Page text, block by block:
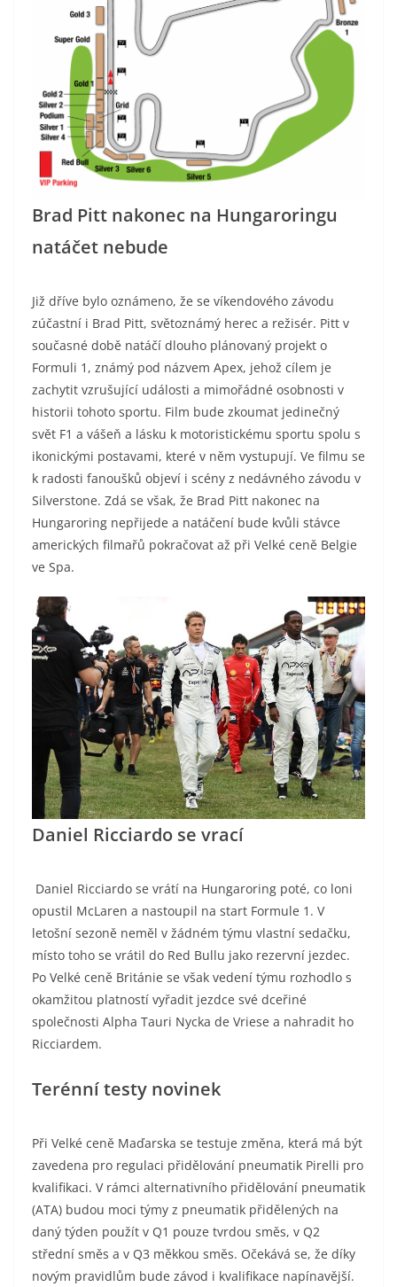
Brad Pitt nakonec na Hungaroringu
natáčet nebude
Již dříve bylo oznámeno, že se víkendového závodu
zúčastní i Brad Pitt, světoznámý herec a režisér. Pitt v
současné době natáčí dlouho plánovaný projekt o
Formuli 1, známý pod názvem Apex, jehož cílem je
zachytit vzrušující události a mimořádné osobnosti v
historii tohoto sportu. Film bude zkoumat jedinečný
svět F1 a vášeň a lásku k motoristickému sportu spolu s
ikonickými postavami, které v něm vystupují. Ve filmu se
k radosti fanoušků objeví i scény z nedávného závodu v
Silverstone. Zdá se však, že Brad Pitt nakonec na
Hungaroring nepřijede a natáčení bude kvůli stávce
amerických filmařů pokračovat až při Velké ceně Belgie
ve Spa.
Daniel Ricciardo se vrací
Daniel Ricciardo se vrátí na Hungaroring poté, co loni
opustil McLaren a nastoupil na start Formule 1. V
letošní sezoně neměl v žádném týmu vlastní sedačku,
místo toho se vrátil do Red Bullu jako rezervní jezdec.
Po Velké ceně Británie se však vedení týmu rozhodlo s
okamžitou platností vyřadit jezdce své dceřiné
společnosti Alpha Tauri Nycka de Vriese a nahradit ho
Ricciardem.
Terénní testy novinek
Při Velké ceně Maďarska se testuje změna, která má být
zavedena pro regulaci přidělování pneumatik Pirelli pro
kvalifikaci. V rámci alternativního přidělování pneumatik
(ATA) budou moci týmy z pneumatik přidělených na
daný týden použít v Q1 pouze tvrdou směs, v Q2
střední směs a v Q3 měkkou směs. Očekává se, že díky
novým pravidlům bude závod i kvalifikace napínavější.